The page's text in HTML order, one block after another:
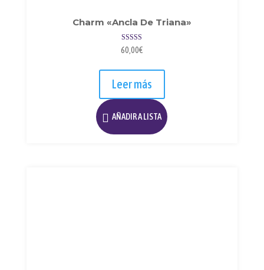
Charm «Ancla De Triana»
Valorado con
5.00
60,00€
Leer más
AÑADIR A LISTA